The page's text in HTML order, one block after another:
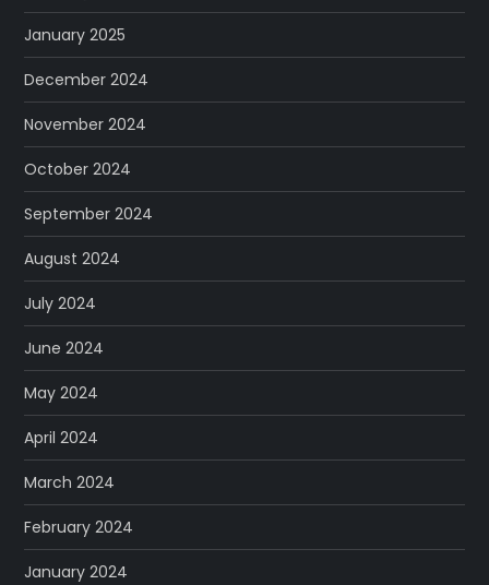
January 2025
December 2024
November 2024
October 2024
September 2024
August 2024
July 2024
June 2024
May 2024
April 2024
March 2024
February 2024
January 2024